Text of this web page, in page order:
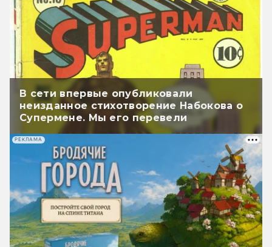
В сети впервые опубликовали
неизданное стихотворение Набокова о
Супермене. Мы его перевели
РЕКЛАМА